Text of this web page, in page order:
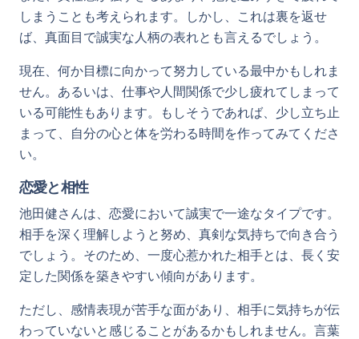
しまうことも考えられます。しかし、これは裏を返せ
ば、真面目で誠実な人柄の表れとも言えるでしょう。
現在、何か目標に向かって努力している最中かもしれま
せん。あるいは、仕事や人間関係で少し疲れてしまって
いる可能性もあります。もしそうであれば、少し立ち止
まって、自分の心と体を労わる時間を作ってみてくださ
い。
恋愛と相性
池田健さんは、恋愛において誠実で一途なタイプです。
相手を深く理解しようと努め、真剣な気持ちで向き合う
でしょう。そのため、一度心惹かれた相手とは、長く安
定した関係を築きやすい傾向があります。
ただし、感情表現が苦手な面があり、相手に気持ちが伝
わっていないと感じることがあるかもしれません。言葉